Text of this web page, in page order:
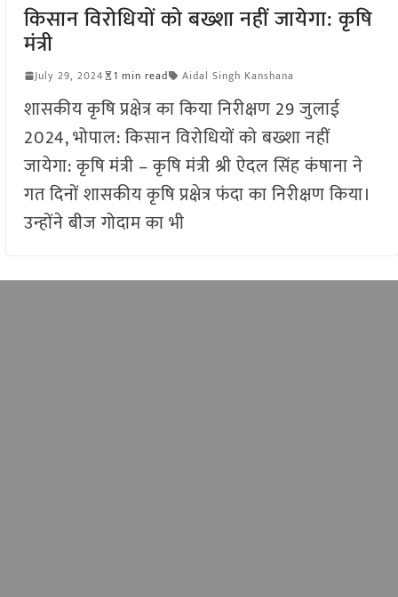
किसान विरोधियों को बख्शा नहीं जायेगा: कृषि
मंत्री
July 29, 2024 1 min read Aidal Singh Kanshana
शासकीय कृषि प्रक्षेत्र का किया निरीक्षण 29 जुलाई
2024, भोपाल: किसान विरोधियों को बख्शा नहीं
जायेगा: कृषि मंत्री – कृषि मंत्री श्री ऐदल सिंह कंषाना ने
गत दिनों शासकीय कृषि प्रक्षेत्र फंदा का निरीक्षण किया।
उन्होंने बीज गोदाम का भी